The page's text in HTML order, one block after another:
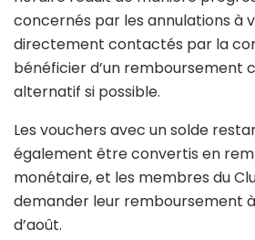
concernés par les annulations à
directement contactés par la
bénéficier d’un remboursement
alternatif si possible.
Les vouchers avec un solde
également être convertis en
monétaire, et les membres du
demander leur remboursement
d’août.